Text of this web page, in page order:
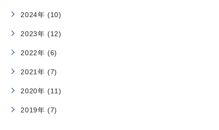
2024年 (10)
2023年 (12)
2022年 (6)
2021年 (7)
2020年 (11)
2019年 (7)